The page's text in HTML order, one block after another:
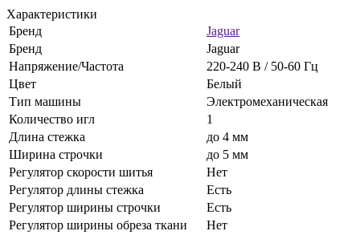
Характеристики
Бренд
Jaguar
Бренд
Jaguar
Напряжение/Частота
220-240 В / 50-60 Гц
Цвет
Белый
Тип машины
Электромеханическая
Количество игл
1
Длина стежка
до 4 мм
Ширина строчки
до 5 мм
Регулятор скорости шитья
Нет
Регулятор длины стежка
Есть
Регулятор ширины строчки
Есть
Регулятор ширины обреза ткани
Нет